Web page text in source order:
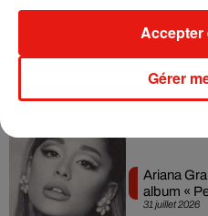
31 juillet 2026
en road-
31 juillet 2026
Ariana
album «
Gérer
Accepter